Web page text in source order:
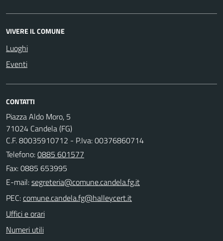
VIVERE IL COMUNE
Luoghi
Eventi
CONTATTI
Piazza Aldo Moro, 5
71024 Candela (FG)
C.F. 80035910712 - P.Iva: 00376860714
Telefono:0885 601577
Fax: 0885 653995
E-mail:
PEC:
Uffici e orari
Numeri utili